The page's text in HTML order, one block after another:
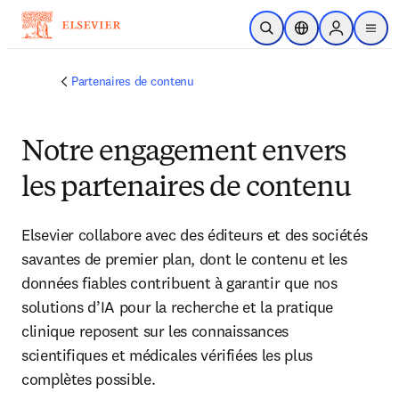
Passer au contenu principal
Ouvrir la recherche
Sélecteur de
Sign in to
menu
Partenaires de contenu
Notre engagement envers
les partenaires de contenu
Elsevier collabore avec des éditeurs et des sociétés
savantes de premier plan, dont le contenu et les
données fiables contribuent à garantir que nos
solutions d’IA pour la recherche et la pratique
clinique reposent sur les connaissances
scientifiques et médicales vérifiées les plus
complètes possible.